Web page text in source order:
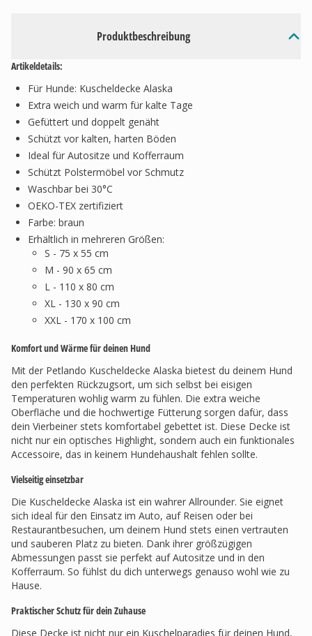
Produktbeschreibung
Artikeldetails:
Für Hunde: Kuscheldecke Alaska
Extra weich und warm für kalte Tage
Gefüttert und doppelt genäht
Schützt vor kalten, harten Böden
Ideal für Autositze und Kofferraum
Schützt Polstermöbel vor Schmutz
Waschbar bei 30°C
OEKO-TEX zertifiziert
Farbe: braun
Erhältlich in mehreren Größen:
S - 75 x 55 cm
M - 90 x 65 cm
L - 110 x 80 cm
XL - 130 x 90 cm
XXL - 170 x 100 cm
Komfort und Wärme für deinen Hund
Mit der Petlando Kuscheldecke Alaska bietest du deinem Hund
den perfekten Rückzugsort, um sich selbst bei eisigen
Temperaturen wohlig warm zu fühlen. Die extra weiche
Oberfläche und die hochwertige Fütterung sorgen dafür, dass
dein Vierbeiner stets komfortabel gebettet ist. Diese Decke ist
nicht nur ein optisches Highlight, sondern auch ein funktionales
Accessoire, das in keinem Hundehaushalt fehlen sollte.
Vielseitig einsetzbar
Die Kuscheldecke Alaska ist ein wahrer Allrounder. Sie eignet
sich ideal für den Einsatz im Auto, auf Reisen oder bei
Restaurantbesuchen, um deinem Hund stets einen vertrauten
und sauberen Platz zu bieten. Dank ihrer größzügigen
Abmessungen passt sie perfekt auf Autositze und in den
Kofferraum. So fühlst du dich unterwegs genauso wohl wie zu
Hause.
Praktischer Schutz für dein Zuhause
Diese Decke ist nicht nur ein Kuschelparadies für deinen Hund,